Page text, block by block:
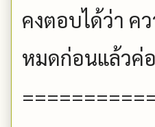
คงตอบได้ว่า ค
หมดก่อนแล้วค่